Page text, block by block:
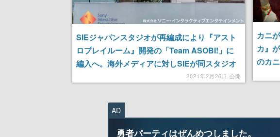
SIEジャパンスタジオが再編成により『アスト
ロプレイルーム』開発の「Team ASOBI!」に
編入へ。海外メディアに対しSIEが同スタジオ
2021年2月26日 公開
カニ
カ』
のカ
AD
勇者パーティはぜんめつしました。